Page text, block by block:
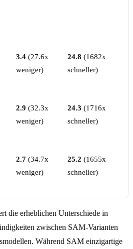
3.4 (27.6x
weniger)
24.8 (1682x
schneller)
2.9 (32.3x
weniger)
24.3 (1716x
schneller)
2.7 (34.7x
weniger)
25.2 (1655x
schneller)
die erheblichen Unterschiede in
zwischen SAM-Varianten
Während SAM einzigartige